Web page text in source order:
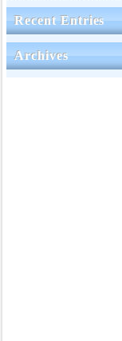
Recent Entries
Archives